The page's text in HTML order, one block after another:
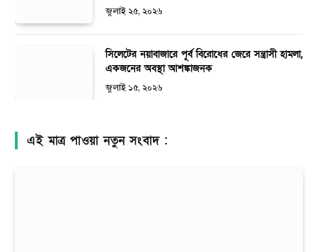
জুলাই ২৫, ২০২৬
সিলেটের নয়াবাজারে পূর্ব বিরোধের জেরে সন্ত্রাসী হামলা,
একজনের অবস্থা আশঙ্কাজনক
জুলাই ১৫, ২০২৬
এই মাত্র পাওয়া নতুন সংবাদ :